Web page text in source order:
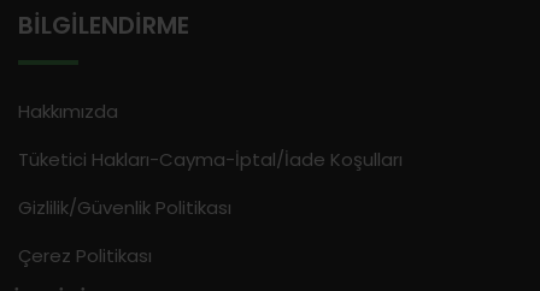
BILGILENDIRME
Hakkımızda
Tüketici Hakları-Cayma-İptal/İade Koşulları
Gizlilik/Güvenlik Politikası
Çerez Politikası